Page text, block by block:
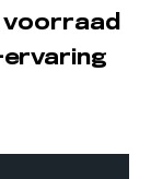
voorraad
ervaring